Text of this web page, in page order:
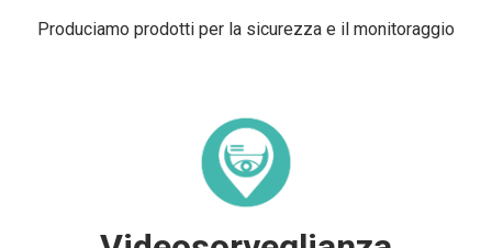
Produciamo prodotti per la sicurezza e il monitoraggio